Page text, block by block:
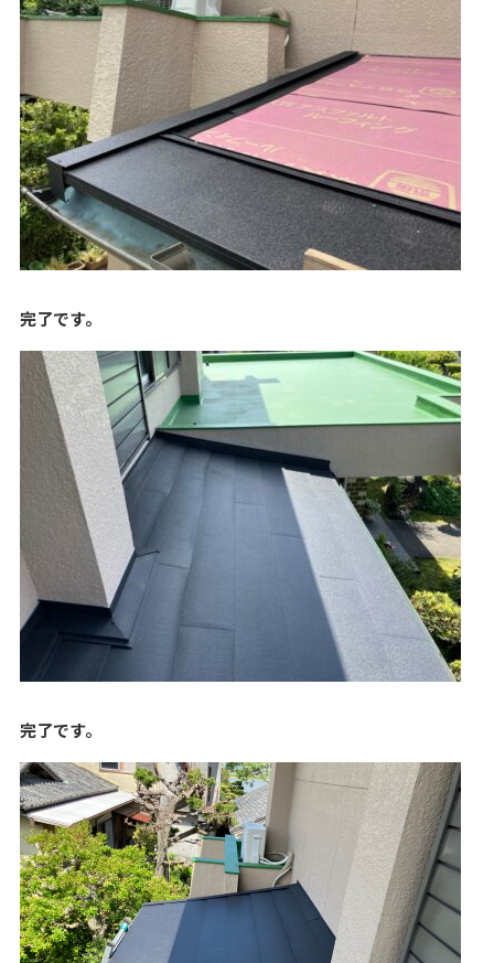
完了です。
完了です。